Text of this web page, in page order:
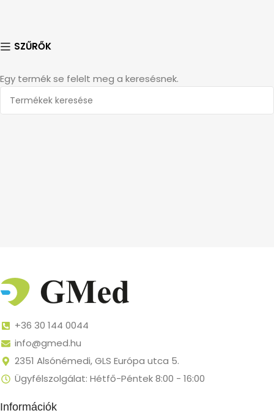
SZŰRŐK
Egy termék se felelt meg a keresésnek.
+36 30 144 0044
info@gmed.hu
2351 Alsónémedi, GLS Európa utca 5.
Ügyfélszolgálat: Hétfő-Péntek 8:00 - 16:00
Információk